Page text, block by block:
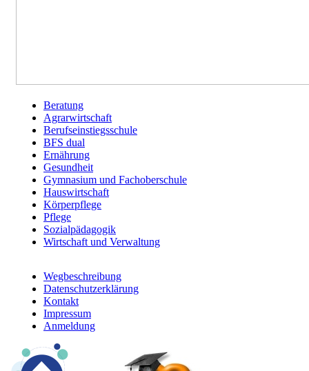
Berufsfelder
Beratung
Agrarwirtschaft
Berufseinstiegsschule
BFS dual
Ernährung
Gesundheit
Gymnasium und Fachoberschule
Hauswirtschaft
Körperpflege
Pflege
Sozialpädagogik
Wirtschaft und Verwaltung
Footer
menu
Wegbeschreibung
Datenschutzerklärung
Kontakt
Impressum
Anmeldung